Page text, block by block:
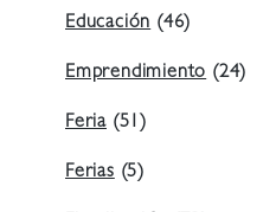
Educación(46)
Emprendimiento(24)
Feria (51)
Ferias(5)